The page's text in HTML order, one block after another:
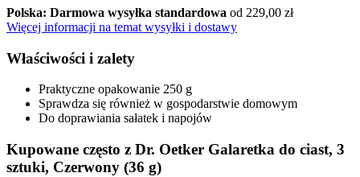
Polska: Darmowa wysyłka standardowa od 229,00 zł
Więcej informacji na temat wysyłki i dostawy
Właściwości i zalety
Praktyczne opakowanie 250 g
Sprawdza się również w gospodarstwie domowym
Do doprawiania sałatek i napojów
Kupowane często z Dr. Oetker Galaretka do ciast, 3
sztuki, Czerwony (36 g)